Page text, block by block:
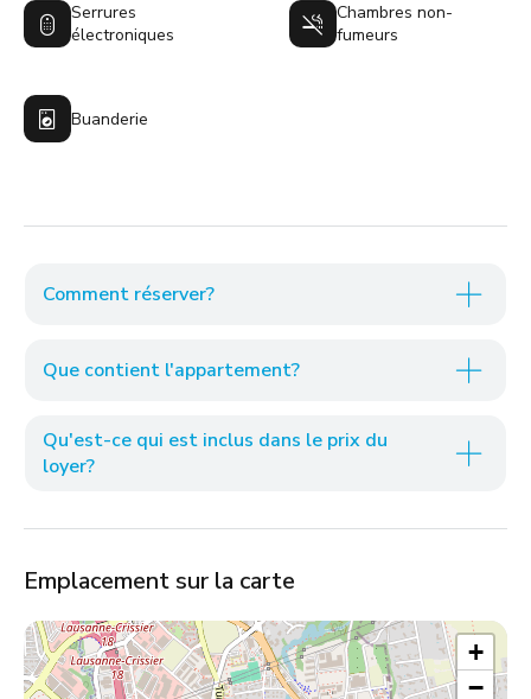
Serrures
électroniques
Chambres non-
fumeurs
Buanderie
Comment réserver?
Que contient l'appartement?
Qu'est-ce qui est inclus dans le prix du
loyer?
Emplacement sur la carte
+
−